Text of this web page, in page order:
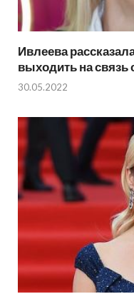
Ивлеева
выходить на связь
30.05.2022